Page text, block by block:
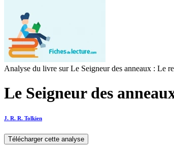
Analyse du livre sur Le Seigneur des anneaux : Le
Le Seigneur des
J. R. R. Tolkien
Télécharger cette analyse